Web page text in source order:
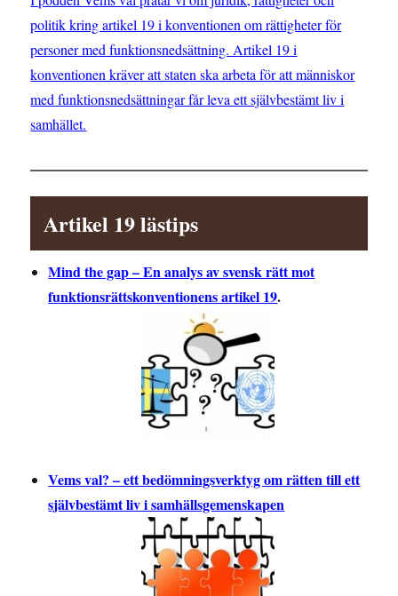
politik kring artikel 19 i konventionen om rättigheter för
personer med funktionsnedsättning. Artikel 19 i
konventionen kräver att staten ska arbeta för att människor
med funktionsnedsättningar får leva ett självbestämt liv i
samhället.
Artikel 19 lästips
Mind the gap – En analys av svensk rätt mot
funktionsrättskonventionens artikel 19.
Vems val? – ett bedömningsverktyg om rätten till ett
självbestämt liv i samhällsgemenskapen